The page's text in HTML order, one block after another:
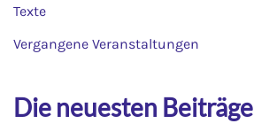
Texte
Vergangene Veranstaltungen
Die neuesten Beiträge